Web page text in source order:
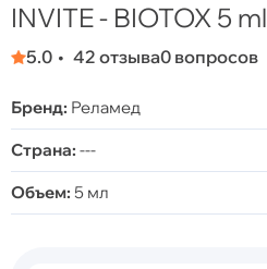
INVITE - BIOTOX 5 ml
5.0 42 отзыва0 вопросов
Бренд: Реламед
Страна: ---
Объем: 5 мл